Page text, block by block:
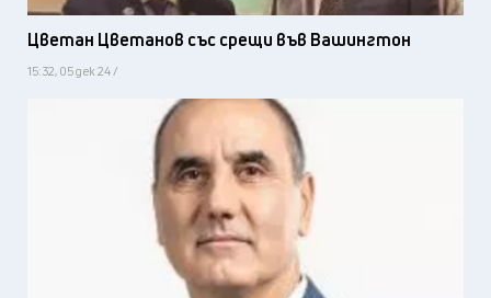
Цветан Цветанов със срещи във Вашингтон
15:32, 05 дек 24 /